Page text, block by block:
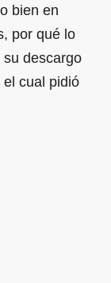
bien en
por qué lo
descargo
cual pidió